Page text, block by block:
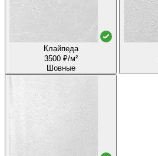
Клайпеда
3500 ₽/м²
Шовные